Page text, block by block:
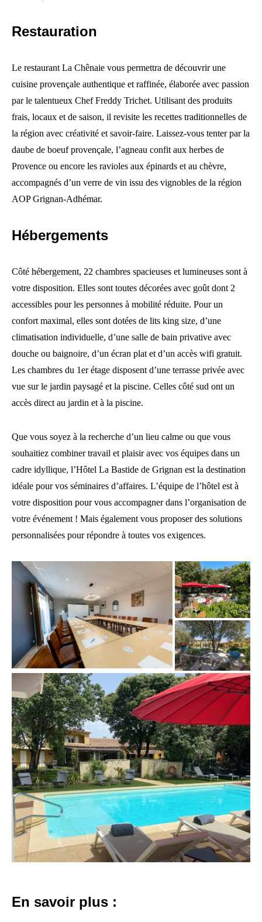
Restauration
Le restaurant La Chênaie vous permettra de découvrir une
cuisine provençale authentique et raffinée, élaborée avec passion
par le talentueux Chef Freddy Trichet. Utilisant des produits
frais, locaux et de saison, il revisite les recettes traditionnelles de
la région avec créativité et savoir-faire. Laissez-vous tenter par la
daube de boeuf provençale, l’agneau confit aux herbes de
Provence ou encore les ravioles aux épinards et au chèvre,
accompagnés d’un verre de vin issu des vignobles de la région
AOP Grignan-Adhémar.
Hébergements
Côté hébergement, 22 chambres spacieuses et lumineuses sont à
votre disposition. Elles sont toutes décorées avec goût dont 2
accessibles pour les personnes à mobilité réduite. Pour un
confort maximal, elles sont dotées de lits king size, d’une
climatisation individuelle, d’une salle de bain privative avec
douche ou baignoire, d’un écran plat et d’un accès wifi gratuit.
Les chambres du 1er étage disposent d’une terrasse privée avec
vue sur le jardin paysagé et la piscine. Celles côté sud ont un
accès direct au jardin et à la piscine.
Que vous soyez à la recherche d’un lieu calme ou que vous
souhaitiez combiner travail et plaisir avec vos équipes dans un
cadre idyllique, l’Hôtel La Bastide de Grignan est la destination
idéale pour vos séminaires d’affaires. L’équipe de l’hôtel est à
votre disposition pour vous accompagner dans l’organisation de
votre événement ! Mais également vous proposer des solutions
personnalisées pour répondre à toutes vos exigences.
En savoir plus :